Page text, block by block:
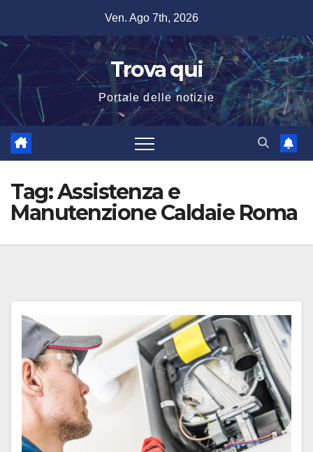
contenuto
Ven. Ago 7th, 2026
Trova qui
Portale delle notizie
Tag:Assistenza e
Manutenzione Caldaie Roma